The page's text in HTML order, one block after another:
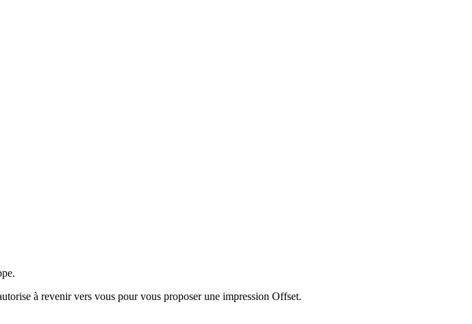
à revenir vers vous pour vous proposer une impression Offset.